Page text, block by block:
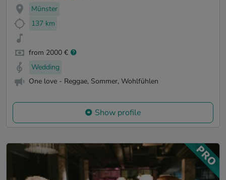
Münster
137 km
from 2000 €
Wedding
One love - Reggae, Sommer, Wohlfühlen
Show profile